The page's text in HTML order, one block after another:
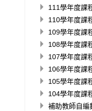
111學年度課
110學年度課
109學年度課
108學年度課
107學年度課
106學年度課
105學年度課
104學年度課
補助教師自編